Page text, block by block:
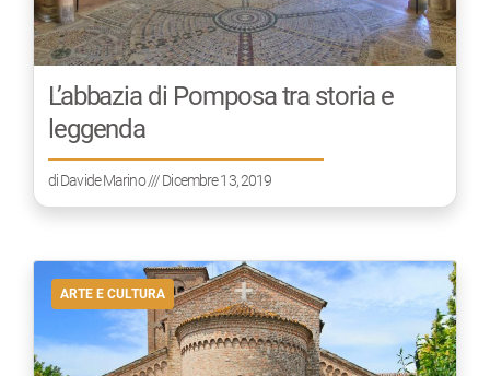
L’abbazia di Pomposa tra storia e
leggenda
diDavide Marino/// Dicembre 13, 2019
ARTE E CULTURA